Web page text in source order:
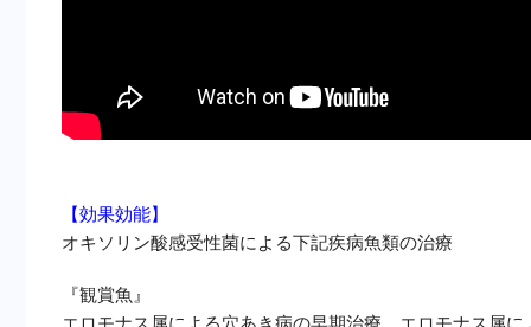
【効果効能】
オキソリン酸感受性菌による下記疾病魚類の治療
『観賞魚』
エロモナス属による穴あき病の早期治療、エロモナス属